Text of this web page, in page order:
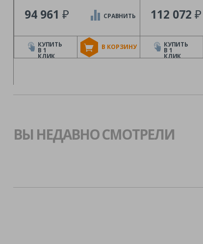
94 961 ₽
В КОРЗИНУ
СРАВНИТЬ
КУПИТЬ
В 1
КЛИК
112 072 ₽
КУПИТЬ
В 1
КЛИК
ВЫ НЕДАВНО СМОТРЕЛИ